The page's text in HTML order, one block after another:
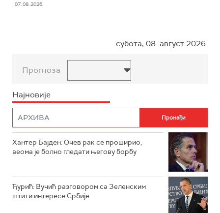
07. 08. 2026.
субота, 08. август 2026.
Прогноза
Најновије
Хантер Бајден: Очев рак се проширио,
веома је болно гледати његову борбу
Ђурић: Вучић разговором са Зеленским
штити интересе Србије